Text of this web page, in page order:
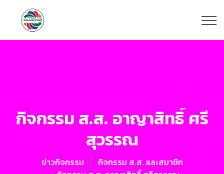
กิจกรรม ส.ส. อาญาสิทธิ์ ศรี
สุวรรณ
ข่าวกิจกรรม
กิจกรรม ส.ส. และสมาชิก